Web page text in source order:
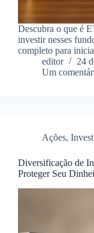
Descubra o que é
investir nesses
completo para
editor
24
Um
Ações,
Diversificação de
Proteger Seu